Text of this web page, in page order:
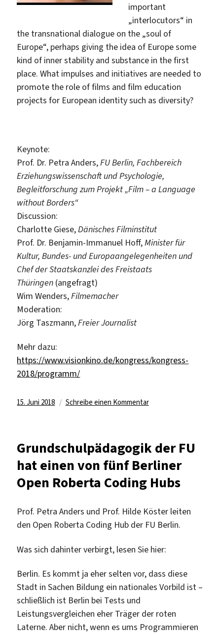
important
„interlocutors“ in
the transnational dialogue on the „soul of
Europe“, perhaps giving the idea of Europe some
kind of inner stability and substance in the first
place. What impulses and initiatives are needed to
promote the role of films and film education
projects for European identity such as diversity?
Keynote:
Prof. Dr. Petra Anders,FU Berlin, Fachbereich
Erziehungswissenschaft und Psychologie,
Begleitforschung zum Projekt „Film – a Language
without Borders“
Discussion:
Charlotte Giese,Dänisches Filminstitut
Prof. Dr. Benjamin-Immanuel Hoff,Minister für
Kultur, Bundes- und Europaangelegenheiten und
Chef der Staatskanzlei des Freistaats
Thüringen (angefragt)
Wim Wenders,Filmemacher
Moderation:
Jörg Taszmann,Freier Journalist
Mehr dazu:
https://www.visionkino.de/kongress/kongress-
2018/programm/
Veröffentlicht
15. Juni 2018 Schreibe einen Kommentarzu
Wenders
Grundschulpädagogik der FU
hat einen von fünf Berliner
Open Roberta Coding Hubs
Prof. Petra Anders und Prof. Hilde Köster leiten
den Open Roberta Coding Hub der FU Berlin.
Was sich dahinter verbirgt, lesen Sie hier:
Berlin. Es kommt ja eher selten vor, dass diese
Stadt in Sachen Bildung ein nationales Vorbild ist –
schließlich ist Berlin bei Tests und
Leistungsvergleichen eher Träger der roten
Laterne. Aber nicht, wenn es ums Programmieren